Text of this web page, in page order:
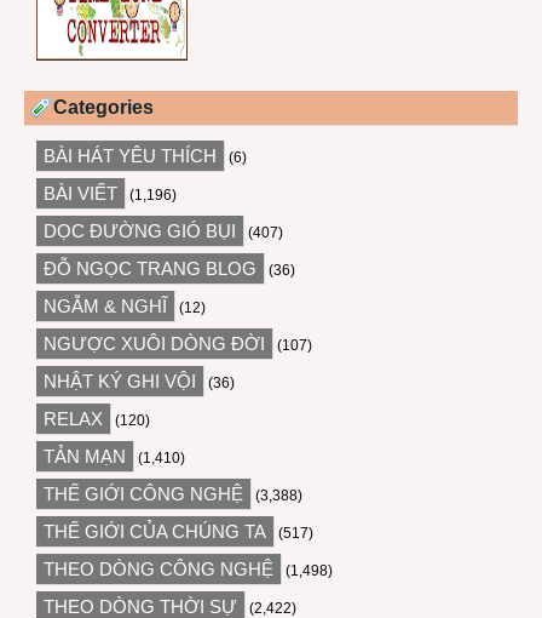
Categories
BÀI HÁT YÊU THÍCH (6)
BÀI VIẾT (1,196)
DỌC ĐƯỜNG GIÓ BỤI (407)
ĐỖ NGỌC TRANG BLOG (36)
NGẪM & NGHĨ (12)
NGƯỢC XUÔI DÒNG ĐỜI (107)
NHẬT KÝ GHI VỘI (36)
RELAX (120)
TẢN MẠN (1,410)
THẾ GIỚI CÔNG NGHỆ (3,388)
THẾ GIỚI CỦA CHÚNG TA (517)
THEO DÒNG CÔNG NGHỆ (1,498)
THEO DÒNG THỜI SỰ (2,422)